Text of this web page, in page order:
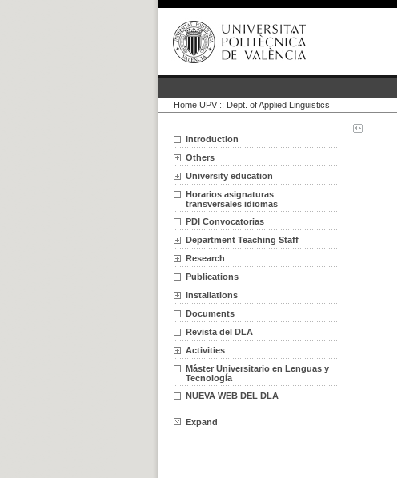
Home UPV :: Dept. of Applied Linguistics
Introduction
Others
University education
Horarios asignaturas
transversales idiomas
PDI Convocatorias
Department Teaching Staff
Research
Publications
Installations
Documents
Revista del DLA
Activities
Máster Universitario en Lenguas y
Tecnología
NUEVA WEB DEL DLA
Expand